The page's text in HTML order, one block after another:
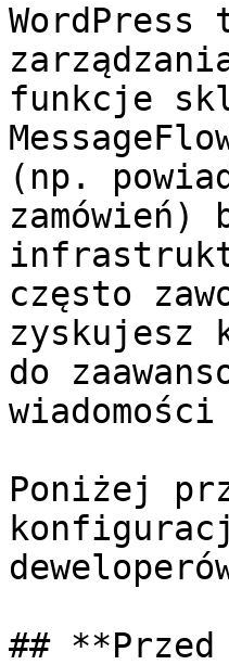
funkcje
(np.
zamówień)
często
zyskujesz
do
Poniżej
## **Przed